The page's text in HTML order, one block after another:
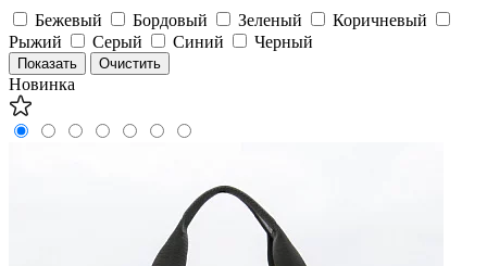
Бежевый Бордовый Зеленый
Коричневый
Рыжий
Серый Синий Черный
Новинка